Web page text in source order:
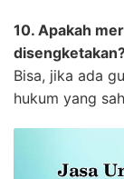
10. Apakah
Bisa, jika ada
hukum yang